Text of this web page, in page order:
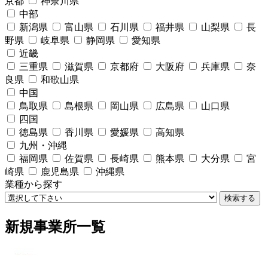
中部
新潟県
富山県 石川県 福井県 山梨県
長
野県
岐阜県 静岡県
愛知県
近畿
三重県
滋賀県 京都府 大阪府 兵庫県
奈
良県
和歌山県
中国
鳥取県
島根県 岡山県 広島県
山口県
四国
徳島県
香川県 愛媛県
高知県
九州・沖縄
福岡県
佐賀県 長崎県 熊本県 大分県
宮
崎県
鹿児島県
沖縄県
業種から探す
検索する
新規事業所一覧